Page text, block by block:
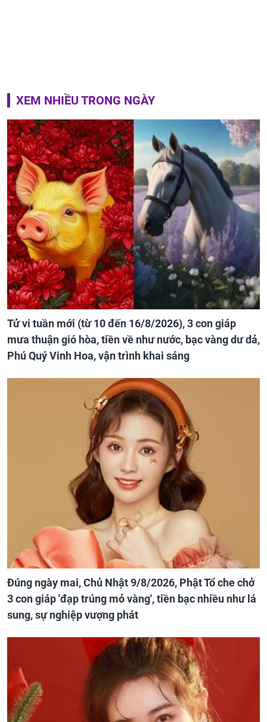
XEM NHIỀU TRONG NGÀY
Tử vi tuần mới (từ 10 đến 16/8/2026), 3 con giáp
mưa thuận gió hòa, tiền về như nước, bạc vàng dư dả,
Phú Quý Vinh Hoa, vận trình khai sáng
Đúng ngày mai, Chủ Nhật 9/8/2026, Phật Tổ che chở
3 con giáp 'đạp trúng mỏ vàng', tiền bạc nhiều như lá
sung, sự nghiệp vượng phát